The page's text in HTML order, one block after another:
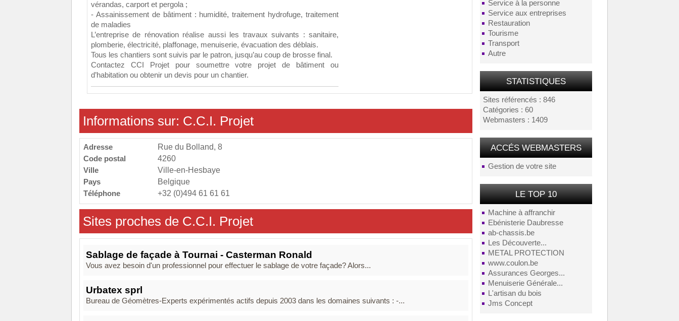
Service à la personne
Service aux entreprises
Restauration
Tourisme
Transport
Autre
STATISTIQUES
Sites référencés : 846
Catégories : 60
Webmasters : 1409
ACCÉS WEBMASTERS
Gestion de votre site
LE TOP 10
Machine à affranchir
Ebénisterie Daubresse
ab-chassis.be
Les Découverte...
METAL PROTECTION
www.coulon.be
Assurances Georges...
Menuiserie Générale...
L'artisan du bois
Jms Concept
vérandas, carport et pergola ;
- Assainissement de bâtiment : humidité, traitement hydrofuge, traitement
de maladies
L’entreprise de rénovation réalise aussi les travaux suivants : sanitaire,
plomberie, électricité, plaffonage, menuiserie, évacuation des déblais.
Tous les chantiers sont suivis par le patron, jusqu’au coup de brosse final.
Contactez CCI Projet pour soumettre votre projet de bâtiment ou
d’habitation ou obtenir un devis pour un chantier.
Informations sur: C.C.I. Projet
Adresse
Rue du Bolland, 8
Code postal
4260
Ville
Ville-en-Hesbaye
Pays
Belgique
Téléphone
+32 (0)494 61 61 61
Sites proches de C.C.I. Projet
Sablage de façade à Tournai - Casterman Ronald
Vous avez besoin d'un professionnel pour effectuer le sablage de votre façade? Alors...
Urbatex sprl
Bureau de Géomètres-Experts expérimentés actifs depuis 2003 dans les domaines suivants : -...